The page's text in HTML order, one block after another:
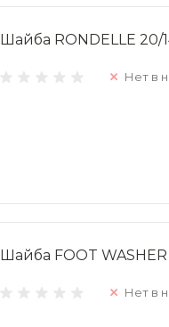
Шайба RONDELLE 20/
Нет в
Шайба FOOT
Нет в